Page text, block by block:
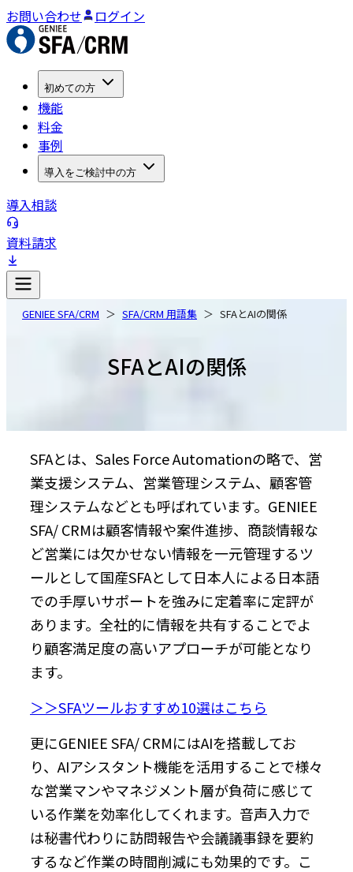
お問い合わせ ログイン
初めての方
機能
料金
事例
導入をご検討中の方
導入相談
資料請求
GENIEE SFA/CRM SFA/CRM 用語集 SFAとAIの関係
SFAとAIの関係
SFAとは、Sales Force Automationの略で、営
業支援システム、営業管理システム、顧客管
理システムなどとも呼ばれています。GENIEE
SFA/ CRMは顧客情報や案件進捗、商談情報な
ど営業には欠かせない情報を一元管理するツ
ールとして国産SFAとして日本人による日本語
での手厚いサポートを強みに定着率に定評が
あります。全社的に情報を共有することでよ
り顧客満足度の高いアプローチが可能となり
ます。
＞＞SFAツールおすすめ10選はこちら
更にGENIEE SFA/ CRMにはAIを搭載してお
り、AIアシスタント機能を活用することで様々
な営業マンやマネジメント層が負荷に感じて
いる作業を効率化してくれます。音声入力で
は秘書代わりに訪問報告や会議議事録を要約
するなど作業の時間削減にも効果的です。こ